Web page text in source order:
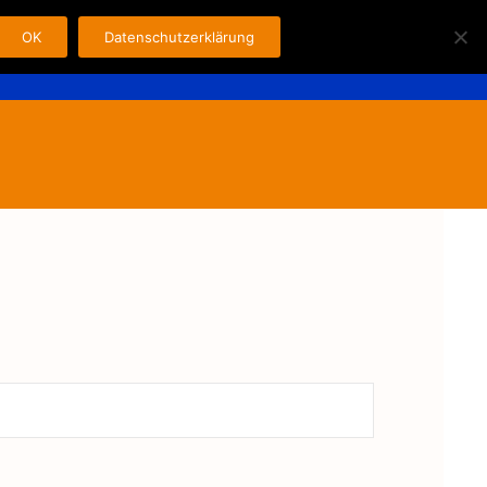
Fahrer Kontakt Impressum
for:
OK Datenschutzerklärung